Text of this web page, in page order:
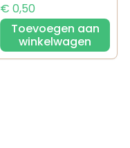
€ 0,50
Toevoegen aan
winkelwagen